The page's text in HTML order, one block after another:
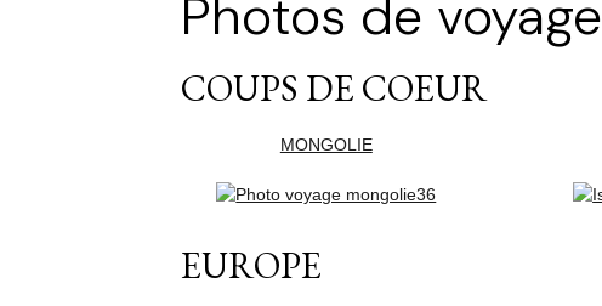
Photos de voyage
COUPS DE COEUR
MONGOLIE
EUROPE